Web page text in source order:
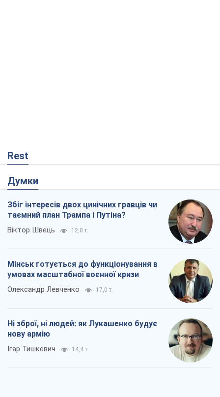
Rest
Думки
Збіг інтересів двох цинічних гравців чи
таємний план Трампа і Путіна?
Віктор Швець 12,0 т.
Мінськ готується до функціонування в
умовах масштабної воєнної кризи
Олександр Левченко 17,0 т.
Ні зброї, ні людей: як Лукашенко будує
нову армію
Ігар Тишкевич 14,4 т.